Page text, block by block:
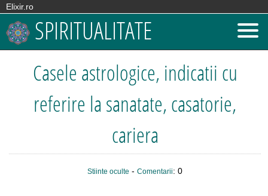
Elixir.ro
SPIRITUALITATE
Casele astrologice, indicatii cu
referire la sanatate, casatorie,
cariera
Stiinte oculte -Comentarii: 0